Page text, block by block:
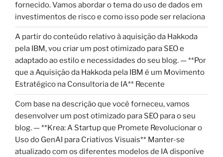
fornecido. Vamos abordar o tema do uso de dados em
investimentos de risco e como isso pode ser relaciona
A partir do conteúdo relativo à aquisição da Hakkoda
pela IBM, vou criar um post otimizado para SEO e
adaptado ao estilo e necessidades do seu blog. — **Por
que a Aquisição da Hakkoda pela IBM é um Movimento
Estratégico na Consultoria de IA** Recente
Com base na descrição que você forneceu, vamos
desenvolver um post otimizado para SEO para o seu
blog. — **Krea: A Startup que Promete Revolucionar o
Uso do GenAI para Criativos Visuais** Manter-se
atualizado com os diferentes modelos de IA disponíve